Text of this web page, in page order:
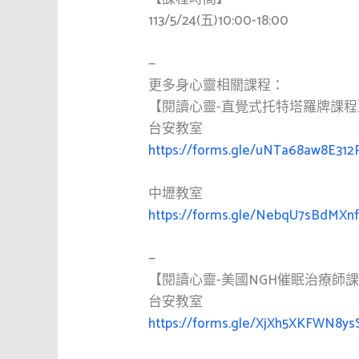
113/5/24(五)10:00-18:00
—
更多身心靈相關課程：
【閱讀心靈-直覺式托特塔羅牌課程
台安教室
https://forms.gle/
中壢教室
https://forms.gle/
—
【閱讀心靈-美國NGH催眠治療師課
台安教室
https://forms.gle/